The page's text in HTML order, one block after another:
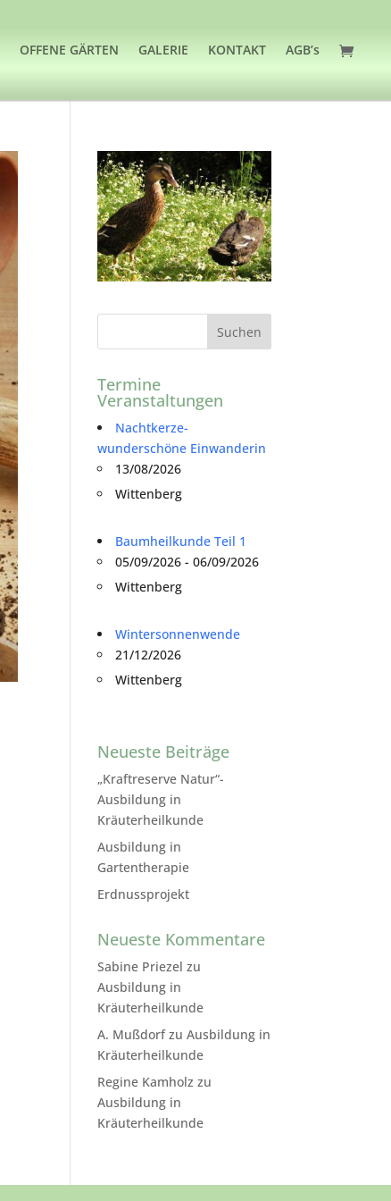
OFFENE GÄRTEN GALERIE KONTAKT AGB’s
Termine
Veranstaltungen
Nachtkerze-
wunderschöne Einwanderin
13/08/2026
Wittenberg
Baumheilkunde Teil 1
05/09/2026 - 06/09/2026
Wittenberg
Wintersonnenwende
21/12/2026
Wittenberg
Neueste Beiträge
„Kraftreserve Natur“-
Ausbildung in
Kräuterheilkunde
Ausbildung in
Gartentherapie
Erdnussprojekt
Neueste Kommentare
Sabine Priezel zu
Ausbildung in
Kräuterheilkunde
A. MußdorfzuAusbildung in
Kräuterheilkunde
Regine Kamholz zu
Ausbildung in
Kräuterheilkunde